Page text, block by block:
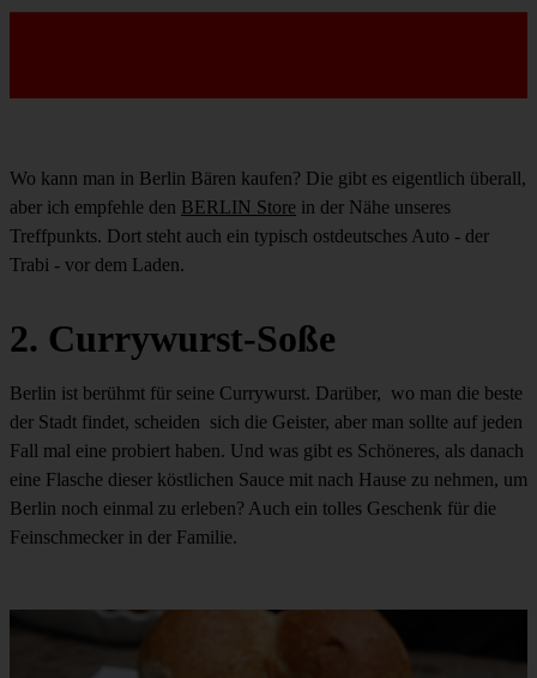
Wo kann man in Berlin Bären kaufen? Die gibt es eigentlich überall,
aber ich empfehle den BERLIN Store in der Nähe unseres
Treffpunkts. Dort steht auch ein typisch ostdeutsches Auto - der
Trabi - vor dem Laden.
2. Currywurst-Soße
Berlin ist berühmt für seine Currywurst. Darüber, wo man die beste
der Stadt findet, scheiden sich die Geister, aber man sollte auf jeden
Fall mal eine probiert haben. Und was gibt es Schöneres, als danach
eine Flasche dieser köstlichen Sauce mit nach Hause zu nehmen, um
Berlin noch einmal zu erleben? Auch ein tolles Geschenk für die
Feinschmecker in der Familie.